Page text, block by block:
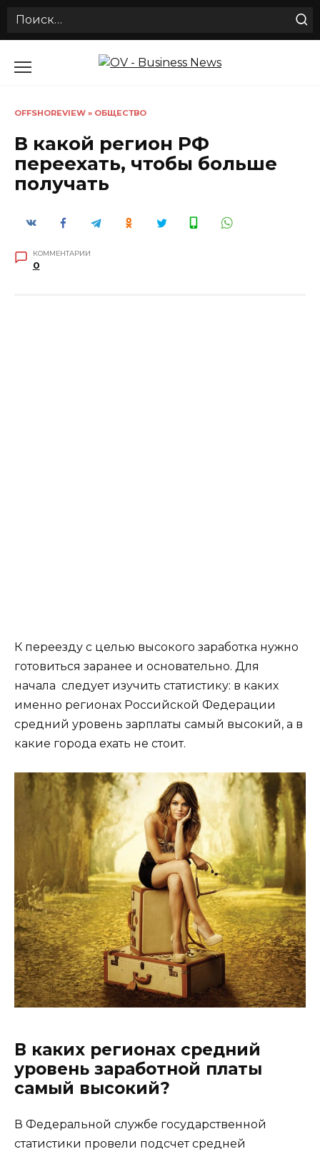
Search
OFFSHOREVIEW » ОБЩЕСТВО
В какой регион РФ
переехать, чтобы больше
получать
КОММЕНТАРИИ
0
К переезду с целью высокого заработка нужно
готовиться заранее и основательно. Для
начала следует изучить статистику: в каких
именно регионах Российской Федерации
средний уровень зарплаты самый высокий, а в
какие города ехать не стоит.
В каких регионах средний
уровень заработной платы
самый высокий?
В Федеральной службе государственной
статистики провели подсчет средней